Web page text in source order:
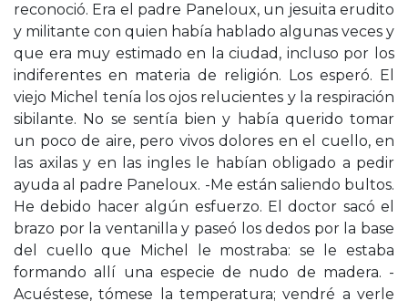
reconoció. Era el padre Paneloux, un jesuita erudito
y militante con quien había hablado algunas veces y
que era muy estimado en la ciudad, incluso por los
indiferentes en materia de religión. Los esperó. El
viejo Michel tenía los ojos relucientes y la respiración
sibilante. No se sentía bien y había querido tomar
un poco de aire, pero vivos dolores en el cuello, en
las axilas y en las ingles le habían obligado a pedir
ayuda al padre Paneloux. -Me están saliendo bultos.
He debido hacer algún esfuerzo. El doctor sacó el
brazo por la ventanilla y paseó los dedos por la base
del cuello que Michel le mostraba: se le estaba
formando allí una especie de nudo de madera. -
Acuéstese, tómese la temperatura; vendré a verle